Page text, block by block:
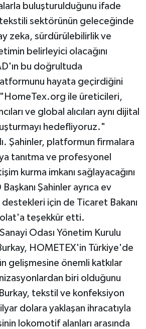
buluşturulduğunu ifade
sektörünün geleceğinde
zeka, sürdürülebilirlik ve
belirleyici olacağını
bu doğrultuda
hayata geçirdiğini
"HomeTex.org ile üreticileri,
ve global alıcıları aynı dijital
hedefliyoruz."
Şahinler, platformun firmalara
tanıtma ve profesyonel
kurma imkanı sağlayacağını
Şahinler ayrıca ev
için de Ticaret Bakanı
teşekkür etti.
Odası Yönetim Kurulu
HOMETEX'in Türkiye'de
gelişmesine önemli katkılar
biri olduğunu
tekstil ve konfeksiyon
dolara yaklaşan ihracatıyla
lokomotif alanları arasında